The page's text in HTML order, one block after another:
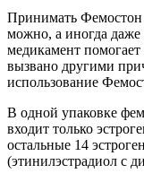
Принимать Фемостон
можно, а иногда
медикамент помогает
вызвано другими
использование
В одной упаковке
входит только
остальные 14
(этинилэстрадиол с